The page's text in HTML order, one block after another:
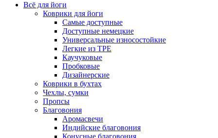
Всё для йоги
Коврики для йоги
Самые доступные
Доступные немецкие
Универсальные износостойкие
Легкие из TPE
Каучуковые
Пробковые
Дизайнерские
Коврики в бухтах
Чехлы, сумки
Пропсы
Благовония
Аромасвечи
Индийские благовония
Конусные благовония